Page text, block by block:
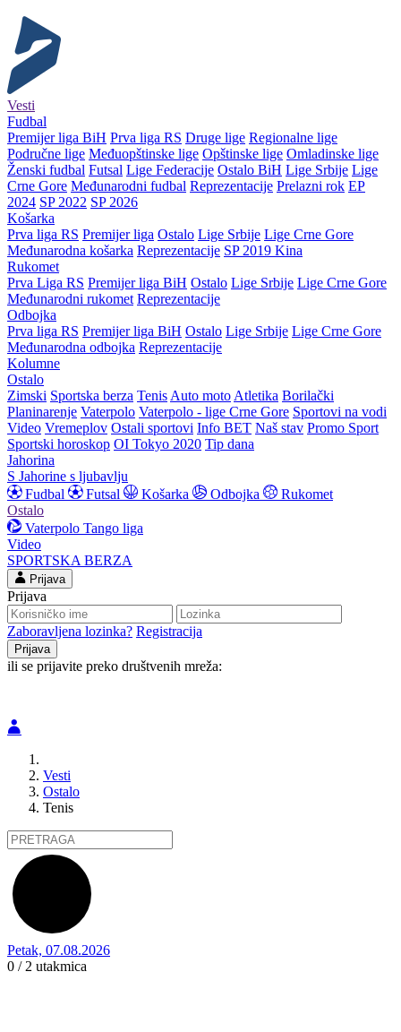
Vesti
Fudbal
Premijer liga BiH Prva liga RS Druge lige Regionalne lige
Područne lige Međuopštinske lige Opštinske lige Omladinske lige
Ženski fudbal Futsal Lige Federacije Ostalo BiH Lige Srbije Lige
Crne Gore Međunarodni fudbal Reprezentacije Prelazni rok EP
2024 SP 2022 SP 2026
Košarka
Prva liga RS Premijer liga Ostalo Lige Srbije Lige Crne Gore
Međunarodna košarka Reprezentacije SP 2019 Kina
Rukomet
Prva Liga RS Premijer liga BiH Ostalo Lige Srbije Lige Crne Gore
Međunarodni rukomet Reprezentacije
Odbojka
Prva liga RS Premijer liga BiH Ostalo Lige Srbije Lige Crne Gore
Međunarodna odbojka Reprezentacije
Kolumne
Ostalo
Zimski Sportska berza Tenis Auto moto Atletika Borilački
Planinarenje Vaterpolo Vaterpolo - lige Crne Gore Sportovi na vodi
Video Vremeplov Ostali sportovi Info BET Naš stav Promo Sport
Sportski horoskop OI Tokyo 2020 Tip dana
Jahorina
S Jahorine s ljubavlju
Fudbal
Futsal Košarka Odbojka
Rukomet
Ostalo
Vaterpolo Tango liga
Video
SPORTSKA BERZA
Prijava
Prijava
Zaboravljena lozinka? Registracija
ili se prijavite preko društvenih mreža:
Vesti
Ostalo
Tenis
Petak, 07.08.2026
0 / 2 utakmica